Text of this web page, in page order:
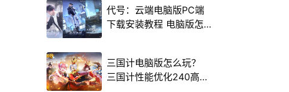
代号：云端电脑版PC端
下载安装教程 电脑版怎
三国计电脑版怎么玩？
三国计性能优化240高帧